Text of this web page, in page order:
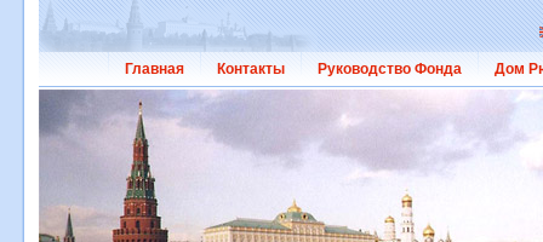
Главная Контакты Руководство Фонда Дом